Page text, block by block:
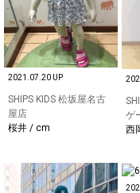
2021.07.20 UP
SHIPS KIDS 松坂屋名古
屋店
桜井 / cm
ゲ
西